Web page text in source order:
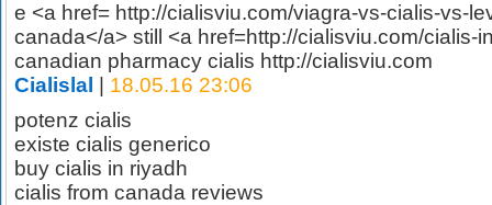
e <a href= http://cialisviu.com/viagra-vs-cialis-vs-
canada</a> still <a href=http://cialisviu.com/cialis-
canadian pharmacy cialis http://cialisviu.com
Cialislal
18.05.16 23:06
potenz cialis
existe cialis generico
buy cialis in riyadh
cialis from canada reviews